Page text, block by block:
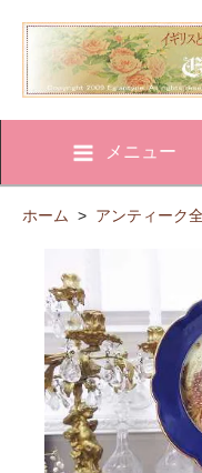
メニュー
ホーム > アンティーク